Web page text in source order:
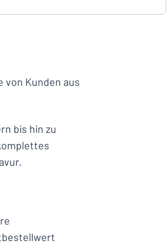
Kunden aus
bis hin zu